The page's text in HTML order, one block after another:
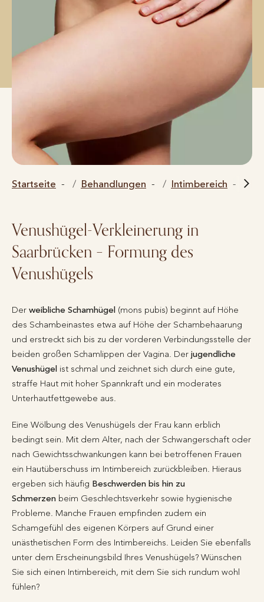
Startseite Behandlungen Intimbereich
Venushügel-Verkleinerung in
Saarbrücken – Formung des
Venushügels
Der weibliche Schamhügel (mons pubis) beginnt auf Höhe
des Schambeinastes etwa auf Höhe der Schambehaarung
und erstreckt sich bis zu der vorderen Verbindungsstelle der
beiden großen Schamlippen der Vagina. Der jugendliche
Venushügel ist schmal und zeichnet sich durch eine gute,
straffe Haut mit hoher Spannkraft und ein moderates
Unterhautfettgewebe aus.
Eine Wölbung des Venushügels der Frau kann erblich
bedingt sein. Mit dem Alter, nach der Schwangerschaft oder
nach Gewichtsschwankungen kann bei betroffenen Frauen
ein Hautüberschuss im Intimbereich zurückbleiben. Hieraus
ergeben sich häufig Beschwerden bis hin zu
Schmerzen beim Geschlechtsverkehr sowie hygienische
Probleme. Manche Frauen empfinden zudem ein
Schamgefühl des eigenen Körpers auf Grund einer
unästhetischen Form des Intimbereichs. Leiden Sie ebenfalls
unter dem Erscheinungsbild Ihres Venushügels? Wünschen
Sie sich einen Intimbereich, mit dem Sie sich rundum wohl
fühlen?